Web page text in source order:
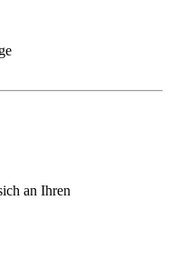
an Ihren